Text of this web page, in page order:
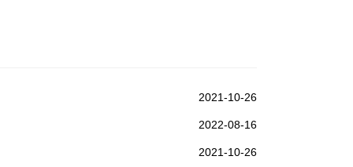
2021-10-26
2022-08-16
2021-10-26